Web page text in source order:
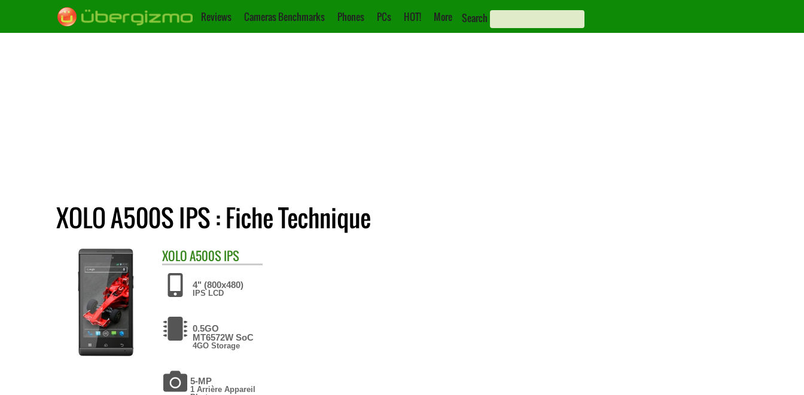
Reviews Cameras Benchmarks Phones PCs HOT! More Search
XOLO A500S IPS : Fiche Technique
XOLOA500S IPS
4" (800x480)
IPS LCD
0.5GO
MT6572W SoC
4GO Storage
5-MP
1 Arrière Appareil